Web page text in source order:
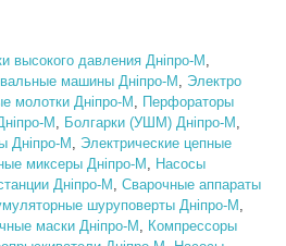
высокого давления Днiпро-М ,
машины Днiпро-М , Электро
молотки Днiпро-М , Перфораторы
М , Болгарки (УШМ) Днiпро-М ,
Днiпро-М , Электрические цепные
миксеры Днiпро-М , Насосы
Днiпро-М , Сварочные аппараты
шуруповерты Днiпро-М ,
маски Днiпро-М , Компрессоры